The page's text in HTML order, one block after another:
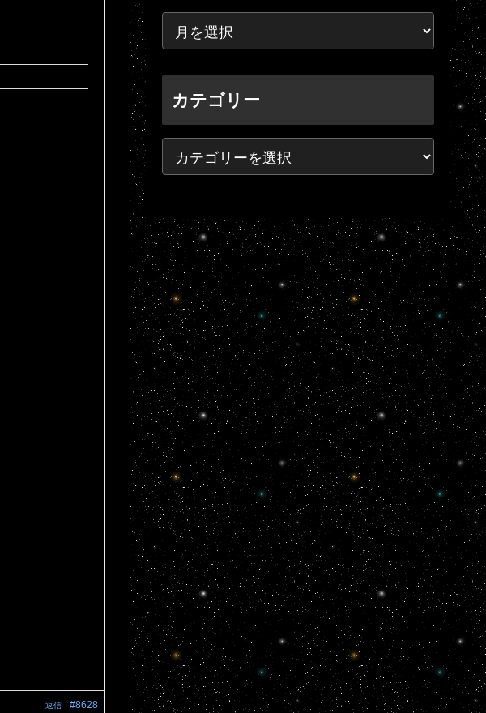
#8628
返信
カテゴリー